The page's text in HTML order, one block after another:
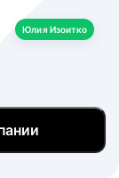
Юлия Изоитко